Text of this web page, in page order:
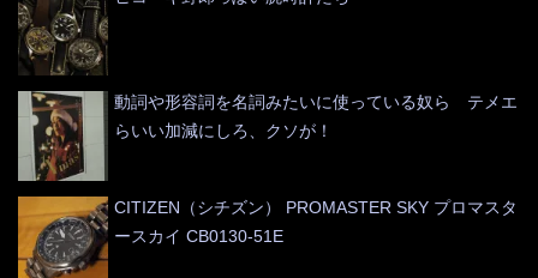
動詞や形容詞を名詞みたいに使っている奴ら テメエ
らいい加減にしろ、クソが！
CITIZEN（シチズン） PROMASTER SKY プロマスタ
ースカイ CB0130-51E